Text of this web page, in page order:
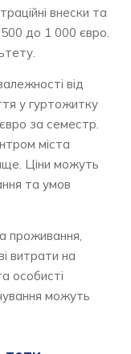
внески та
до 1 000 євро.
від
у гуртожитку
за семестр.
міста
Ціни можуть
та умов
проживання,
витрати на
особисті
можуть